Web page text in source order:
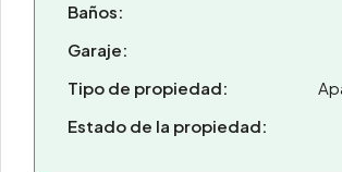
Baños:
Garaje:
Tipo de propiedad:
Estado de la propiedad: